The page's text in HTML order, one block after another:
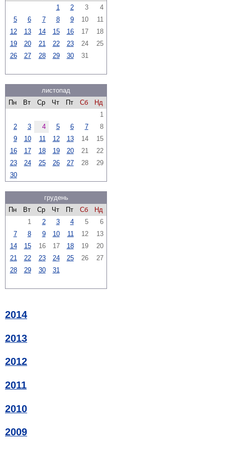
1
2 3
4
5
6 7 8 9 10
11
12
13 14 15 16 17
18
19
20 21 22 23 24
25
26
27 28 29 30 31
листопад
Пн
Вт Ср Чт Пт Сб
Нд
1
2
3 4 5 6 7
8
9
10 11 12 13 14
15
16
17 18 19 20 21
22
23
24 25 26 27 28
29
30
грудень
Пн
Вт Ср Чт Пт Сб
Нд
1
2 3 4 5
6
7
8 9 10 11 12
13
14
15 16 17 18 19
20
21
22 23 24 25 26
27
28
29 30 31
2014
2013
2012
2011
2010
2009